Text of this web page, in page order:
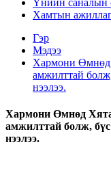
Үнийн саналын
Хамтын
Гэр
Мэдээ
Хармони Өмнөд
амжилттай
нээлээ.
Хармони Өмнөд
амжилттай болж,
нээлээ.